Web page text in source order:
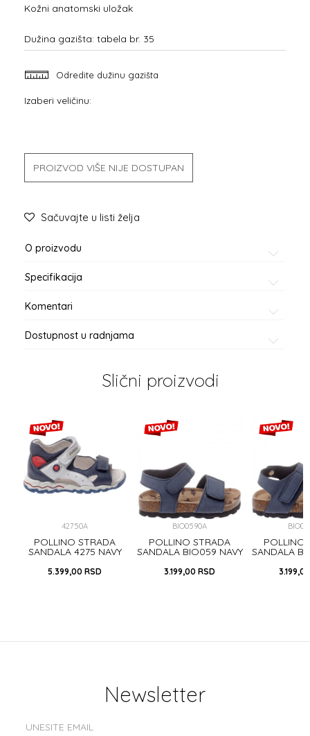
Kožni anatomski uložak
Dužina gazišta: tabela br. 35
Odredite dužinu gazišta
Izaberi veličinu:
PROIZVOD VIŠE NIJE DOSTUPAN
Sačuvajte u listi želja
O proizvodu
Specifikacija
Komentari
Dostupnost u radnjama
Slični proizvodi
42750A
POLLINO STRADA
SANDALA 4275 NAVY
5.399,00 RSD
BIO0590A
POLLINO STRADA
SANDALA BIO059 NAVY
3.199,00 RSD
POLLINO
SANDALA
3.199,00
Newsletter